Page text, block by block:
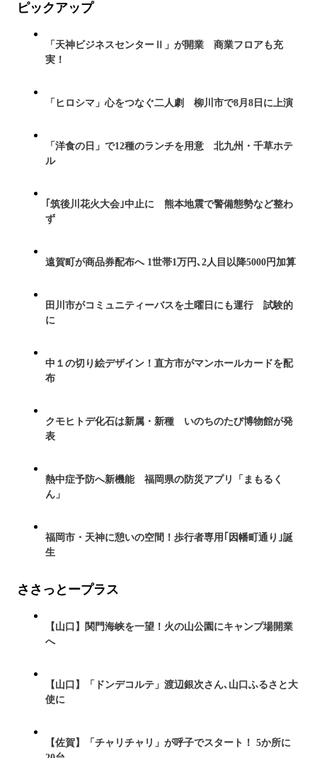
ピックアップ
「天神ビジネスセンターⅡ」が開業 商業フロアも充
実！
「ヒロシマ」心をつなぐ二人劇 柳川市で8月8日に上演
「洋食の日」で12種のランチを用意 北九州・千草ホテ
ル
｢筑後川花火大会｣中止に 熊本地震で警備態勢など整わ
ず
遠賀町が商品券配布へ 1世帯1万円､2人目以降5000円加算
田川市がコミュニティーバスを土曜日にも運行 試験的
に
中１の切り絵デザイン！直方市がマンホールカードを配
布
クモヒトデ化石は新属・新種 いのちのたび博物館が発
表
熱中症予防へ新機能 福岡県の防災アプリ「まもるく
ん」
福岡市・天神に憩いの空間！歩行者専用｢因幡町通り｣誕
生
ささっとープラス
【山口】関門海峡を一望！火の山公園にキャンプ場開業
へ
【山口】「ドンデコルテ」渡辺銀次さん､山口ふるさと大
使に
【佐賀】「チャリチャリ」が呼子でスタート！ 5か所に